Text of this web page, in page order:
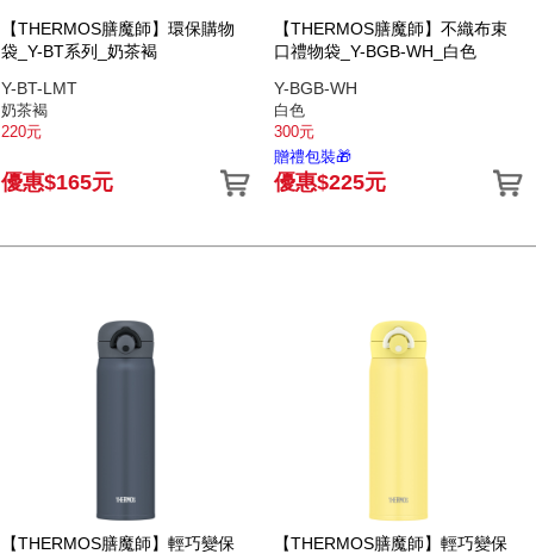
【THERMOS膳魔師】環保購物
袋_Y-BT系列_奶茶褐
Y-BT-LMT
奶茶褐
220元
優惠$165元
【THERMOS膳魔師】不織布束
口禮物袋_Y-BGB-WH_白色
Y-BGB-WH
白色
300元
贈禮包裝🎁
優惠$225元
【THERMOS膳魔師】輕巧變保
【THERMOS膳魔師】輕巧變保